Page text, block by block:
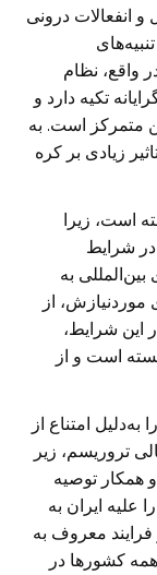
انفعالات درونی
واقع، نظام
تکیه دارد و
چین متمرکز است. به
زیادی بر کره
است، زیرا
شرایط
به
از
این شرایط،
است و از
امتناع از
تروریسم، زیر
همکار توصیه
علیه ایران به
فرایند معروف به
کشورها در